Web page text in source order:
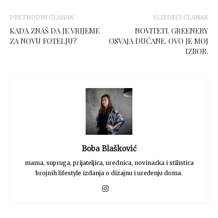
PRETHODNI ČLANAK
KADA ZNAŠ DA JE VRIJEME
ZA NOVU FOTELJU?
SLJEDEĆI ČLANAK
NOVITETI. GREENERY
OSVAJA DUĆANE. OVO JE MOJ
IZBOR.
Boba Blašković
mama, supruga, prijateljica, urednica, novinarka i stilistica
brojnih lifestyle izdanja o dizajnu i uređenju doma.